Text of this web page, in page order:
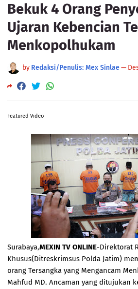
Bekuk 4 Orang
Ujaran Kebencian
Menkopolhukam
by Redaksi/Penulis: Mex Sinlae—
Featured Video
Surabaya,MEXIN TV ONLINE-Direktorat
Khusus(Ditreskrimsus Polda Jatim)
orang Tersangka yang Mengancam
Mahfud MD. Ancaman yang ditujukan